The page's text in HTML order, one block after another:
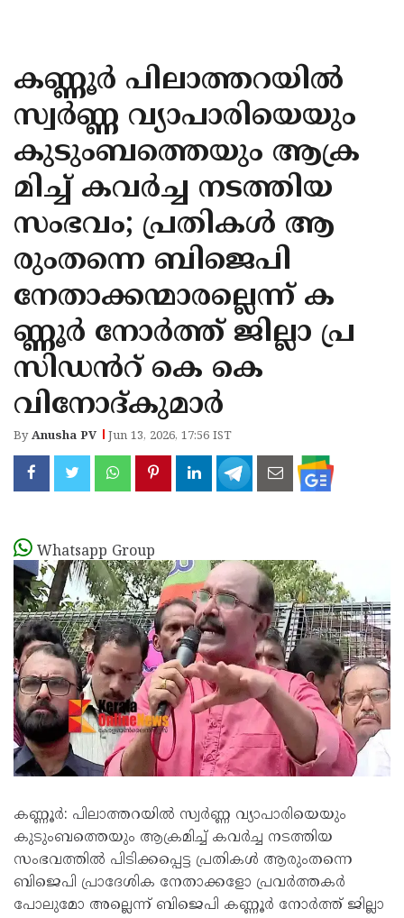
KANNUR
KASARAGOD
കണ്ണൂർ പിലാത്തറയിൽ
സ്വർണ്ണ വ്യാപാരിയെയും
കുടുംബത്തെയും ആക്ര
മിച്ച് കവർച്ച നടത്തിയ
സംഭവം; പ്രതികൾ ആ
രുംതന്നെ ബിജെപി
നേതാക്കന്മാരല്ലെന്ന് ക
ണ്ണൂർ നോർത്ത് ജില്ലാ പ്ര
സിഡൻറ് കെ കെ
വിനോദ്കുമാർ
ByAnusha PV Jun 13, 2026, 17:56 IST
Whatsapp Group
കണ്ണൂർ: പിലാത്തറയിൽ സ്വർണ്ണ വ്യാപാരിയെയും
കുടുംബത്തെയും ആക്രമിച്ച് കവർച്ച നടത്തിയ
സംഭവത്തിൽ പിടിക്കപ്പെട്ട പ്രതികൾ ആരുംതന്നെ
ബിജെപി പ്രാദേശിക നേതാക്കളോ പ്രവർത്തകർ
പോലുമോ അല്ലെന്ന് ബിജെപി കണ്ണൂർ നോർത്ത് ജില്ലാ